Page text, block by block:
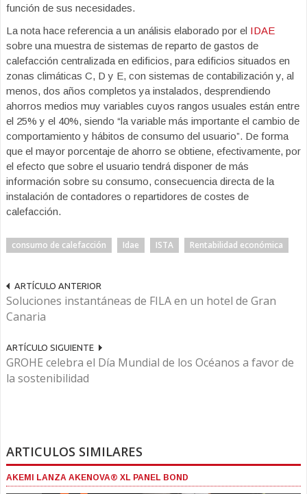
función de sus necesidades.
La nota hace referencia a un análisis elaborado por el IDAE
sobre una muestra de sistemas de reparto de gastos de
calefacción centralizada en edificios, para edificios situados en
zonas climáticas C, D y E, con sistemas de contabilización y, al
menos, dos años completos ya instalados, desprendiendo
ahorros medios muy variables cuyos rangos usuales están entre
el 25% y el 40%, siendo “la variable más importante el cambio de
comportamiento y hábitos de consumo del usuario”. De forma
que el mayor porcentaje de ahorro se obtiene, efectivamente, por
el efecto que sobre el usuario tendrá disponer de más
información sobre su consumo, consecuencia directa de la
instalación de contadores o repartidores de costes de
calefacción.
consumo de calefacción Idae ISTA Rentabilidad económica
ARTÍCULO ANTERIOR
Soluciones instantáneas de FILA en un hotel de Gran
Canaria
ARTÍCULO SIGUIENTE
GROHE celebra el Día Mundial de los Océanos a favor de
la sostenibilidad
ARTICULOS SIMILARES
AKEMI LANZA AKENOVA® XL PANEL BOND